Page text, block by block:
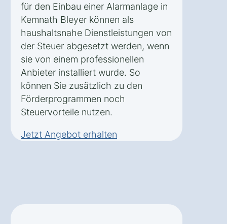
für den Einbau einer Alarmanlage in
Kemnath Bleyer können als
haushaltsnahe Dienstleistungen von
der Steuer abgesetzt werden, wenn
sie von einem professionellen
Anbieter installiert wurde. So
können Sie zusätzlich zu den
Förderprogrammen noch
Steuervorteile nutzen.
Jetzt Angebot erhalten